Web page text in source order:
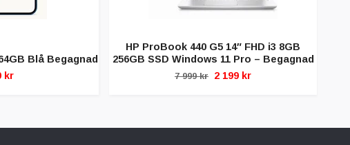
Blå Begagnad
kr
HP ProBook 440 G5 14″ FHD i3 8GB
256GB SSD Windows 11 Pro – Begagnad
7 999 kr 2 199 kr